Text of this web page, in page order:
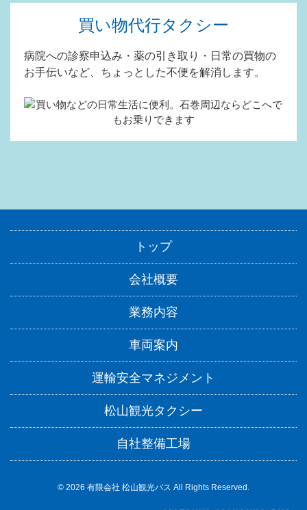
買い物代行タクシー
病院への診察申込み・薬の引き取り・日常の買物の
お手伝いなど、ちょっとした不便を解消します。
トップ
会社概要
業務内容
車両案内
運輸安全マネジメント
松山観光タクシー
自社整備工場
© 2026 有限会社 松山観光バス All Rights Reserved.